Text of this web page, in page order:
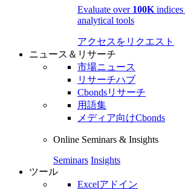
Evaluate over 100K indices
analytical tools
アクセスをリクエスト
ニュース＆リサーチ
市場ニュース
リサーチハブ
Cbondsリサーチ
用語集
メディア向けCbonds
Online Seminars & Insights
Seminars Insights
ツール
Excelアドイン